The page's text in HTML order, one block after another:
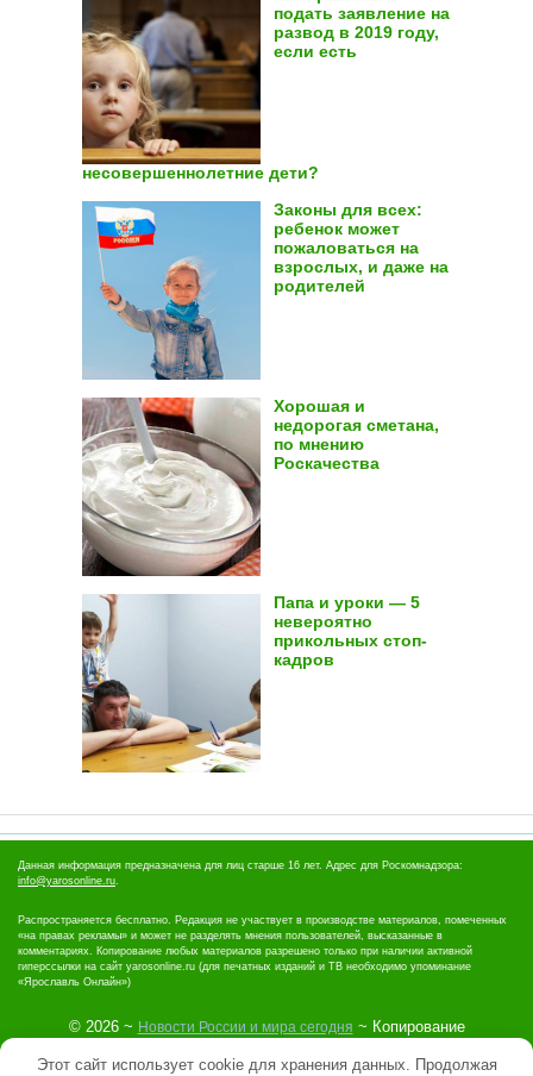
подать заявление на
развод в 2019 году,
если есть
несовершеннолетние дети?
Законы для всех:
ребенок может
пожаловаться на
взрослых, и даже на
родителей
Хорошая и
недорогая сметана,
по мнению
Роскачества
Папа и уроки — 5
невероятно
прикольных стоп-
кадров
Данная информация предназначена для лиц старше 16 лет. Адрес для Роскомнадзора:
info@yarosonline.ru
Распространяется бесплатно. Редакция не участвует в производстве материалов, помеченных
«на правах рекламы» и может не разделять мнения пользователей, высказанные в
комментариях. Копирование любых материалов разрешено только при наличии активной
гиперссылки на сайт yarosonline.ru (для печатных изданий и ТВ необходимо упоминание
«Ярославль Онлайн»)
© 2026~ Новости России и мира сегодня ~ Копирование
Этот сайт использует cookie для хранения данных. Продолжая